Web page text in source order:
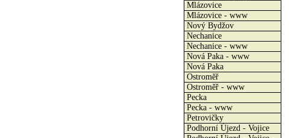
Mlázovice
Mlázovice - www
Nový Bydžov
Nechanice
Nechanice - www
Nová Paka - www
Nová Paka
Ostroměř
Ostroměř - www
Pecka
Pecka - www
Petrovičky
Podhorní Újezd - Vojice